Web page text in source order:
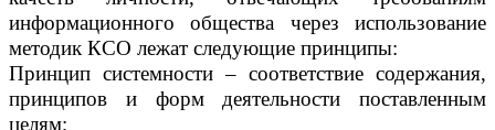
информационного общества через использование
методик КСО лежат следующие принципы:
Принцип системности – соответствие содержания,
принципов и форм деятельности поставленным
целям;